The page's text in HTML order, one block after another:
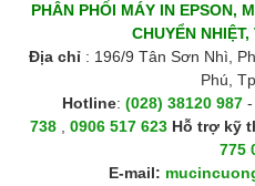
PHÂN PHỐI MÁY IN EPSON,
CHUYỂN
Địa chỉ : 196/9 Tân Sơn Nhì,
Phú,
Hotline: (028) 38120 987 -
738 , 0906 517 623 Hỗ trợ kỹ
775
E-mail: